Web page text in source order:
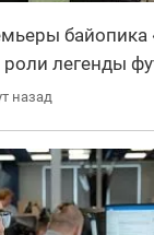
байопика
легенды
назад